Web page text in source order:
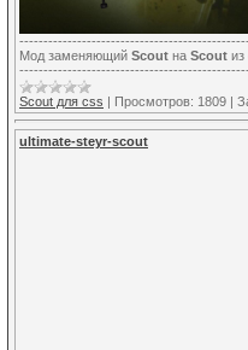
Мод заменяющий Scout на Scout из
Scout для css | Просмотров: 1809 |
ultimate-steyr-scout